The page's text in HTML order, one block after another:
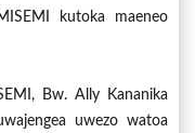
kutoka maeneo
Bw. Ally Kananika
uwezo watoa